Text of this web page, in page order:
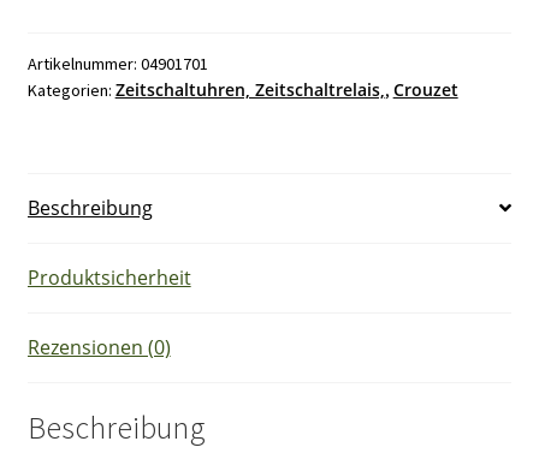
Menge
Artikelnummer: 04901701
Kategorien: Zeitschaltuhren, Zeitschaltrelais,, Crouzet
Beschreibung
Produktsicherheit
Rezensionen (0)
Beschreibung